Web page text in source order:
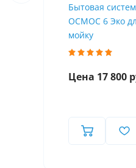
Бытовая
ОСМОС 6 Эко
мойку
Цена 17 800